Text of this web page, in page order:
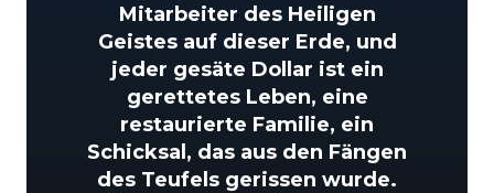
Mitarbeiter des Heiligen
Geistes auf dieser Erde, und
jeder gesäte Dollar ist ein
gerettetes Leben, eine
restaurierte Familie, ein
Schicksal, das aus den Fängen
des Teufels gerissen wurde.